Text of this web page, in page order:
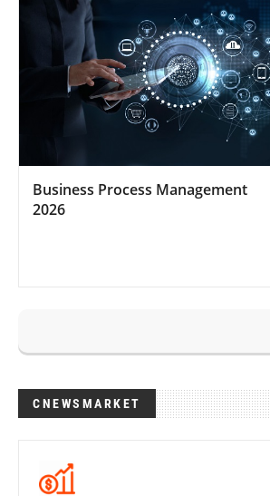
Business Process Management
2026
CNEWSMARKET